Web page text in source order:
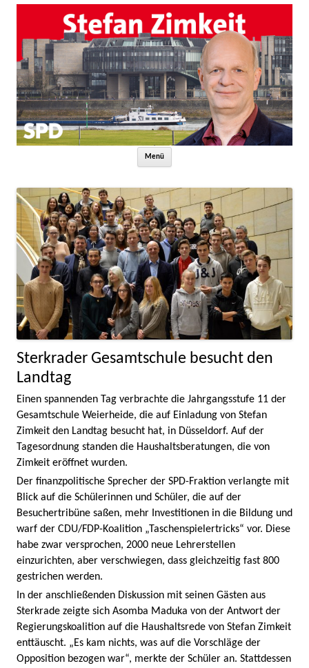
Menü
Sterkrader Gesamtschule besucht den
Landtag
Einen spannenden Tag verbrachte die Jahrgangsstufe 11 der
Gesamtschule Weierheide, die auf Einladung von Stefan
Zimkeit den Landtag besucht hat, in Düsseldorf. Auf der
Tagesordnung standen die Haushaltsberatungen, die von
Zimkeit eröffnet wurden.
Der finanzpolitische Sprecher der SPD-Fraktion verlangte mit
Blick auf die Schülerinnen und Schüler, die auf der
Besuchertribüne saßen, mehr Investitionen in die Bildung und
warf der CDU/FDP-Koalition „Taschenspielertricks“ vor. Diese
habe zwar versprochen, 2000 neue Lehrerstellen
einzurichten, aber verschwiegen, dass gleichzeitig fast 800
gestrichen werden.
In der anschließenden Diskussion mit seinen Gästen aus
Sterkrade zeigte sich Asomba Maduka von der Antwort der
Regierungskoalition auf die Haushaltsrede von Stefan Zimkeit
enttäuscht. „Es kam nichts, was auf die Vorschläge der
Opposition bezogen war“, merkte der Schüler an. Stattdessen